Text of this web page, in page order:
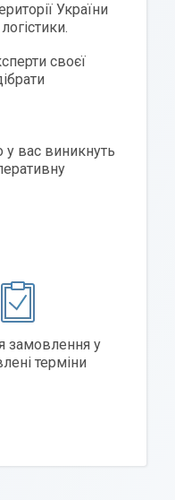
України
своєї
у вас виникнуть
замовлення у
терміни